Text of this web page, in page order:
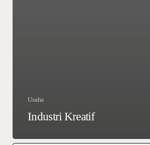
Usaha
Industri Kreatif